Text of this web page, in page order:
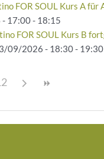
FOR SOUL Kurs A für
17:00 - 18:15
FOR SOUL Kurs B
09/2026 - 18:30 - 19:30